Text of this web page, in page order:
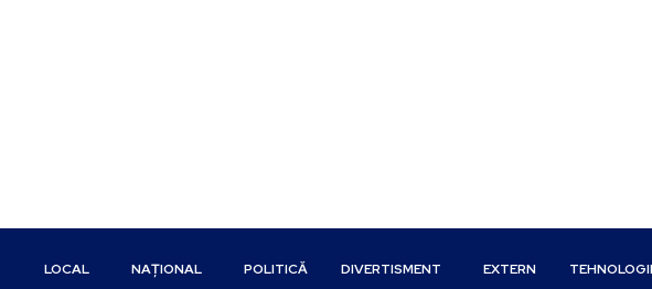
LOCAL NAȚIONAL POLITICĂ DIVERTISMENT EXTERN